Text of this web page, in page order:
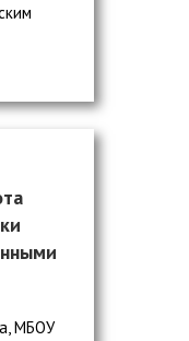
МБОУ